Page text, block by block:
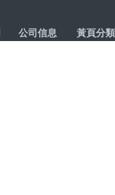
公司信息 黃頁分類